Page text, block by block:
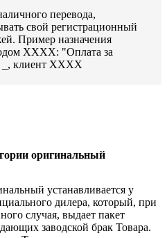
перевода,
свой регистрационный
Пример назначения
ХХХХ: "Оплата за
_, клиент ХХХХ
оригинальный
устанавливается у
дилера, который, при
случая, выдает пакет
заводской брак Товара.